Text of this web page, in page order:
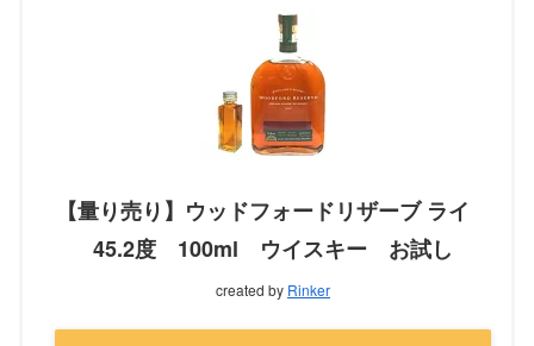
【量り売り】ウッドフォードリザーブ ライ
45.2度 100ml ウイスキー お試し
created by Rinker